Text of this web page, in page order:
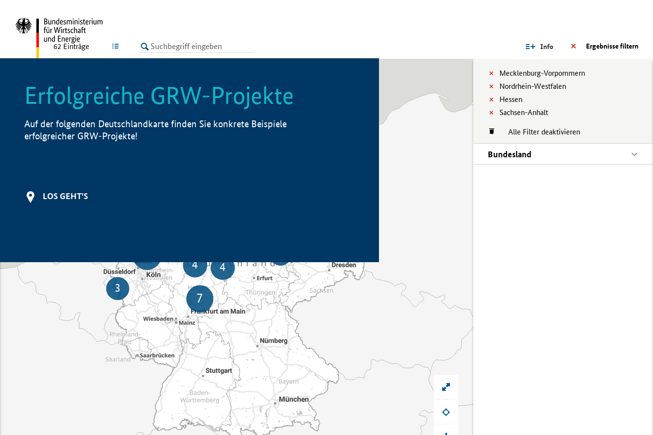
LISTE Ergebnisse filtern
Info
Mecklenburg-Vorpommern
Nordrhein-Westfalen
Hessen
Sachsen-Anhalt
Alle Filter deaktivieren
Bundesland
62 Einträge
Erfolgreiche GRW-Projekte
Auf der folgenden Deutschlandkarte finden Sie konkrete Beispiele
erfolgreicher GRW-Projekte!
LOS GEHT'S